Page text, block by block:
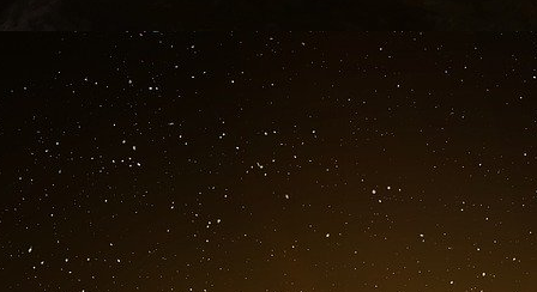
Von der Leyen a survécu à un vote de
premier contre un président de la
convoqué en partie à cause du
l’utilisation abusive présumée des fonds de
l’ingérence électorale.